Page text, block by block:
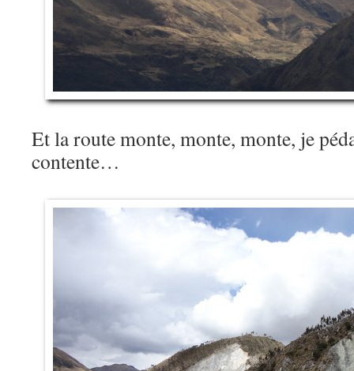
Et la route monte, monte, monte, je
contente…